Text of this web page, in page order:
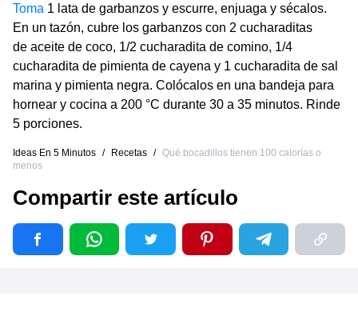
Toma 1 lata de garbanzos y escurre, enjuaga y sécalos.
En un tazón, cubre los garbanzos con 2 cucharaditas
de aceite de coco, 1/2 cucharadita de comino, 1/4
cucharadita de pimienta de cayena y 1 cucharadita de sal
marina y pimienta negra. Colócalos en una bandeja para
hornear y cocina a 200 °C durante 30 a 35 minutos. Rinde
5 porciones.
Ideas En 5 Minutos / Recetas / Qué bocadillos tienen 100 calorías o
menos
Compartir este artículo